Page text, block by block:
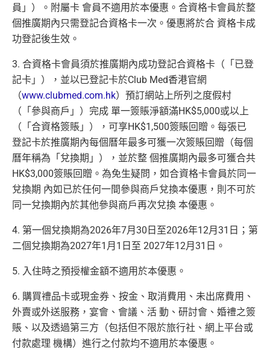
以AE Explorer卡訂機票）
網上購物安全保證：以AE Explorer卡簽賬可享退貨保
證、 45日購物保障、延長保養服務及價格保障
全球24小時提供協助：透過「運通財」服務於世界各
地提取現金、超過2,200間美國運通旅遊辦事處提供之
專有服務
批卡特快，5-10個工作天
沒有海外簽賬DCC協議，海外實地簽賬唔洗怕中咗DC
C陷阱
一連串
American Express信用卡消費優惠
查看更多信用卡詳情及分析...
on Lounges位於美國
全年全家旅遊保險！
送1張無限次入全球airport VIP lounge既Priority Pass
俾你，最新Policy仲打以拎嚟帶多1個guest入
Amex Platinum Travel Service -Fine Hotels & Resorts
(FHR) 識玩又夠運嘅住品牌酒店平過官網不但止仲有
得upgrade套房，免費早餐，Late check out等等benefit
s
可以轉積分為多個飛行里數或酒店積分計劃，包括Asi
a Miles/ Avios/ KrisFlyer/Marriott Bonvoy/Hilton Hono
rs Points等等
酒店Elite會籍，Hilton金卡入住送早餐
美心美膳會2-3人星期一至四食有六折
睇戲折扣：星期五係百老匯、PALACE或AMC睇戲買
AE購物保障：延長一年保障
高達HK$9,000奢華酒店回贈
AE白金卡香港足球會HKFC禮遇
員」）。附屬卡 會員不適用於本優惠。合資格卡會員於整
個推廣期內只需登記合資格卡一次。優惠將於合 資格卡成
功登記後生效。
3. 合資格卡會員須於推廣期內成功登記合資格卡（「已登
記卡」），並以已登記卡於Club Med香港官網
（www.clubmed.com.hk）預訂網站上所列之度假村
（「參與商戶」）完成 單一簽賬淨額滿HK$5,000或以上
（「合資格簽賬」），可享HK$1,500簽賬回贈。每張已
登記卡於推廣期內每個曆年最多可獲一次簽賬回贈（每個
曆年稱為「兌換期」），並於整 個推廣期內最多可獲合共
HK$3,000簽賬回贈。為免生疑問，如合資格卡會員於同一
兌換期 內如已於任何一間參與商戶兌換本優惠，則不可於
同一兌換期內於其他參與商戶再次兌換 本優惠。
4. 第一個兌換期為2026年7月30日至2026年12月31日；第
二個兌換期為2027年1月1日至 2027年12月31日。
5. 入住時之預授權金額不適用於本優惠。
6. 購買禮品卡或現金券、按金、取消費用、未出席費用、
外賣或外送服務，宴會、會議、活 動、研討會、婚禮之簽
賬、以及透過第三方（包括但不限於旅行社、網上平台或
付款處理 機構）進行之付款均不適用於本優惠。